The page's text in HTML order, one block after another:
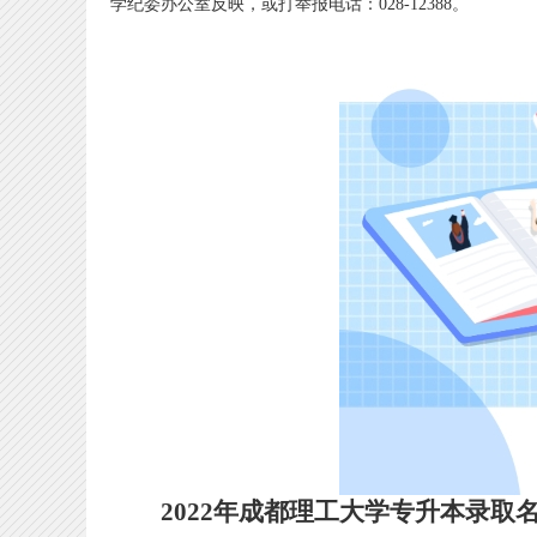
学纪委办公室反映，或打举报电话：028-12388。
2022年成都理工大学专升本录取